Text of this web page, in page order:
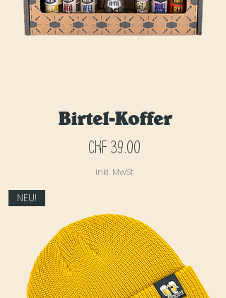
Birtel-Koffer
Preis
CHF 39.00
inkl. MwSt
NEU!